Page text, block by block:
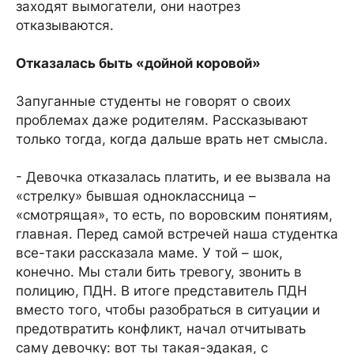
заходят вымогатели, они наотрез
отказываются.
Отказалась быть «дойной коровой»
Запуганные студенты не говорят о своих
проблемах даже родителям. Рассказывают
только тогда, когда дальше врать нет смысла.
- Девочка отказалась платить, и ее вызвала на
«стрелку» бывшая одноклассница –
«смотрящая», то есть, по воровским понятиям,
главная. Перед самой встречей наша студентка
все-таки рассказала маме. У той – шок,
конечно. Мы стали бить тревогу, звонить в
полицию, ПДН. В итоге представитель ПДН
вместо того, чтобы разобраться в ситуации и
предотвратить конфликт, начал отчитывать
саму девочку: вот ты такая-эдакая, с